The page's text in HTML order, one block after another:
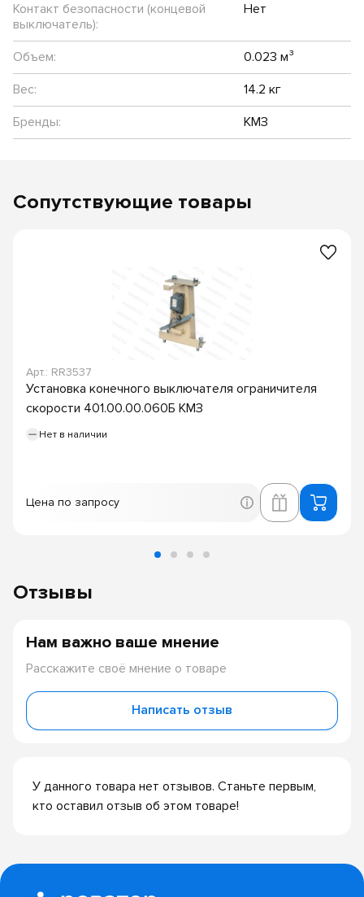
Контакт безопасности (концевой
выключатель):
Нет
Объем:
0.023 м³
Вес:
14.2 кг
Бренды:
КМЗ
Сопутствующие товары
Арт.: RR3537
Установка конечного выключателя ограничителя
скорости 401.00.00.060Б КМЗ
Нет в наличии
Цена по запросу
Отзывы
У данного товара нет отзывов. Станьте первым,
кто оставил отзыв об этом товаре!
Нам важно ваше мнение
Расскажите своё мнение о товаре
Написать отзыв